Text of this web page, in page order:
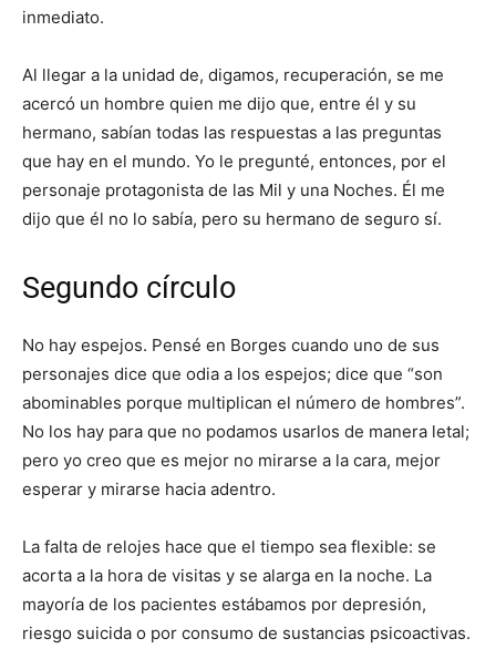
inmediato.
Al llegar a la unidad de, digamos, recuperación, se me
acercó un hombre quien me dijo que, entre él y su
hermano, sabían todas las respuestas a las preguntas
que hay en el mundo. Yo le pregunté, entonces, por el
personaje protagonista de las Mil y una Noches. Él me
dijo que él no lo sabía, pero su hermano de seguro sí.
Segundo círculo
No hay espejos. Pensé en Borges cuando uno de sus
personajes dice que odia a los espejos; dice que “son
abominables porque multiplican el número de hombres”.
No los hay para que no podamos usarlos de manera letal;
pero yo creo que es mejor no mirarse a la cara, mejor
esperar y mirarse hacia adentro.
La falta de relojes hace que el tiempo sea flexible: se
acorta a la hora de visitas y se alarga en la noche. La
mayoría de los pacientes estábamos por depresión,
riesgo suicida o por consumo de sustancias psicoactivas.